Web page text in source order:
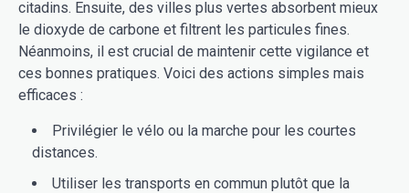
citadins. Ensuite, des villes plus vertes absorbent mieux
le dioxyde de carbone et filtrent les particules fines.
Néanmoins, il est crucial de maintenir cette vigilance et
ces bonnes pratiques. Voici des actions simples mais
efficaces :
Privilégier le vélo ou la marche pour les courtes
distances.
Utiliser les transports en commun plutôt que la